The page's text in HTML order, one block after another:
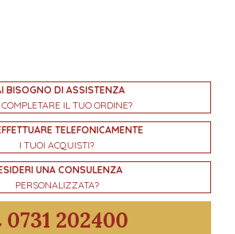
BISOGNO DI ASSISTENZA
COMPLETARE IL TUO ORDINE?
TELEFONICAMENTE
I TUOI ACQUISTI?
UNA CONSULENZA
PERSONALIZZATA?
0731 202400